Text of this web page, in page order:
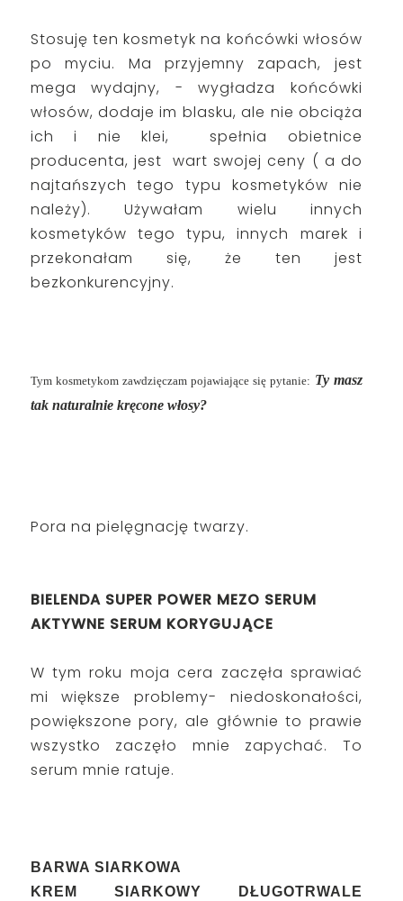
Stosuję ten kosmetyk na końcówki włosów
po myciu. Ma przyjemny zapach, jest
mega wydajny, - wygładza końcówki
włosów, dodaje im blasku, ale nie obciąża
ich i nie klei, spełnia obietnice
producenta, jest wart swojej ceny ( a do
najtańszych tego typu kosmetyków nie
należy). Używałam wielu innych
kosmetyków tego typu, innych marek i
przekonałam się, że ten jest
bezkonkurencyjny.
Tym kosmetykom zawdzięczam pojawiające się pytanie: Ty masz
tak naturalnie kręcone włosy?
Pora na pielęgnację twarzy.
BIELENDA SUPER POWER MEZO SERUM
AKTYWNE SERUM KORYGUJĄCE
W tym roku moja cera zaczęła sprawiać
mi większe problemy- niedoskonałości,
powiększone pory, ale głównie to prawie
wszystko zaczęło mnie zapychać. To
serum mnie ratuje.
BARWA SIARKOWA
KREM SIARKOWY DŁUGOTRWALE